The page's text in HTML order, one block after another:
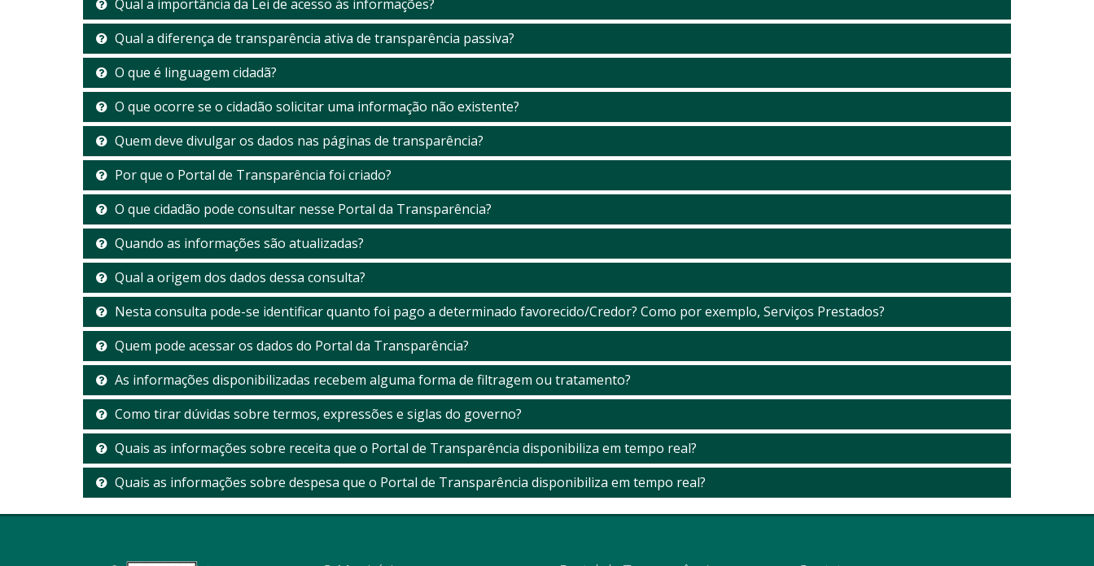
Qual a importância da Lei de acesso às informações?
Qual a diferença de transparência ativa de transparência passiva?
O que é linguagem cidadã?
O que ocorre se o cidadão solicitar uma informação não existente?
Quem deve divulgar os dados nas páginas de transparência?
Por que o Portal de Transparência foi criado?
O que cidadão pode consultar nesse Portal da Transparência?
Quando as informações são atualizadas?
Qual a origem dos dados dessa consulta?
Nesta consulta pode-se identificar quanto foi pago a determinado favorecido/Credor? Como por exemplo, Serviços Prestados?
Quem pode acessar os dados do Portal da Transparência?
As informações disponibilizadas recebem alguma forma de filtragem ou tratamento?
Como tirar dúvidas sobre termos, expressões e siglas do governo?
Quais as informações sobre receita que o Portal de Transparência disponibiliza em tempo real?
Quais as informações sobre despesa que o Portal de Transparência disponibiliza em tempo real?